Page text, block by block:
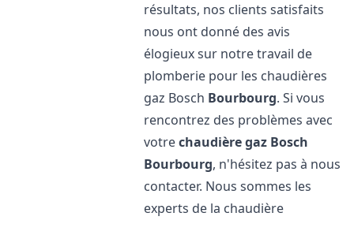
résultats, nos clients satisfaits
nous ont donné des avis
élogieux sur notre travail de
plomberie pour les chaudières
gaz Bosch Bourbourg. Si vous
rencontrez des problèmes avec
votrechaudière gaz Bosch
Bourbourg, n'hésitez pas à nous
contacter. Nous sommes les
experts de la chaudière